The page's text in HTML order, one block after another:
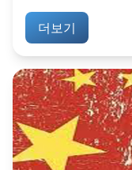
더보기